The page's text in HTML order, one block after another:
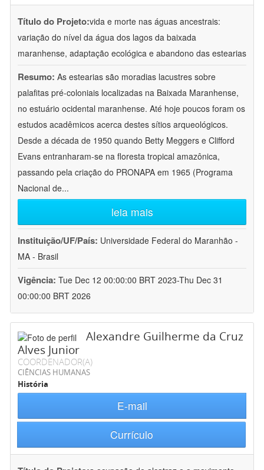
Título do Projeto:vida e morte nas águas ancestrais:
variação do nível da água dos lagos da baixada
maranhense, adaptação ecológica e abandono das estearias
Resumo: As estearias são moradias lacustres sobre
palafitas pré-coloniais localizadas na Baixada Maranhense,
no estuário ocidental maranhense. Até hoje poucos foram os
estudos acadêmicos acerca destes sítios arqueológicos.
Desde a década de 1950 quando Betty Meggers e Clifford
Evans entranharam-se na floresta tropical amazônica,
passando pela criação do PRONAPA em 1965 (Programa
Nacional de...
leia mais
Instituição/UF/País: Universidade Federal do Maranhão -
MA - Brasil
Vigência: Tue Dec 12 00:00:00 BRT 2023-Thu Dec 31
00:00:00 BRT 2026
Alexandre Guilherme da Cruz
Alves Junior
COORDENADOR(A)
CIÊNCIAS HUMANAS
História
E-mail
Currículo